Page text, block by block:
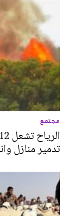
مجتمع
تدمير منازل